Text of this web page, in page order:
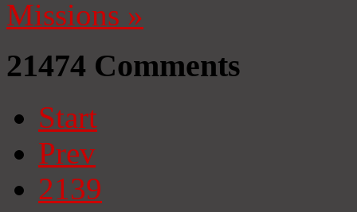
Missions »
21474 Comments
Start
Prev
2139